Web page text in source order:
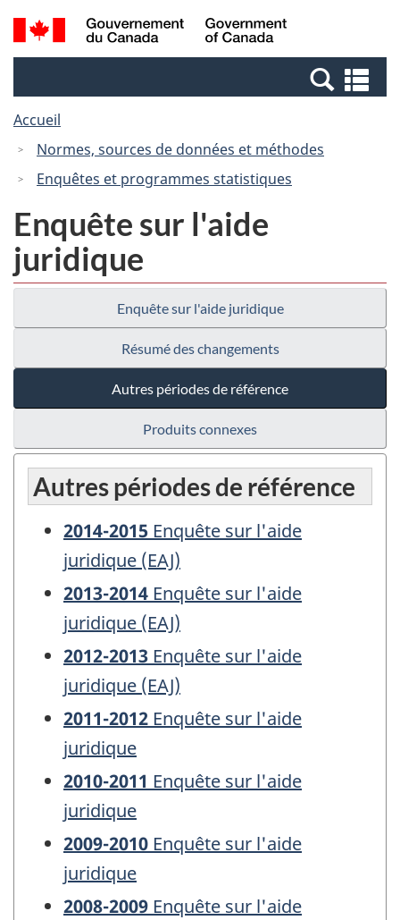
Passer
au
Passer
à
Canada
Recherche
et
et
Accueil
Normes, sources de données et méthodes
Enquêtes et programmes statistiques
Enquête sur l'aide
juridique
Enquête sur l'aide juridique
Résumé des changements
Autres périodes de référence
Produits connexes
Autres périodes de référence
2014-2015 Enquête sur l'aide
juridique (EAJ)
2013-2014 Enquête sur l'aide
juridique (EAJ)
2012-2013 Enquête sur l'aide
juridique (EAJ)
2011-2012 Enquête sur l'aide
juridique
2010-2011 Enquête sur l'aide
juridique
2009-2010 Enquête sur l'aide
juridique
2008-2009 Enquête sur l'aide